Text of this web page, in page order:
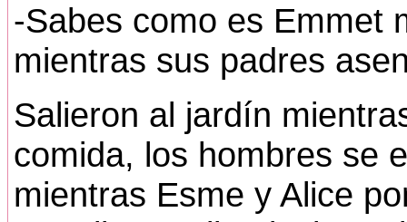
-Sabes como es Emmet
mientras sus padres
Salieron al jardín
comida, los hombres se
mientras Esme y Alice